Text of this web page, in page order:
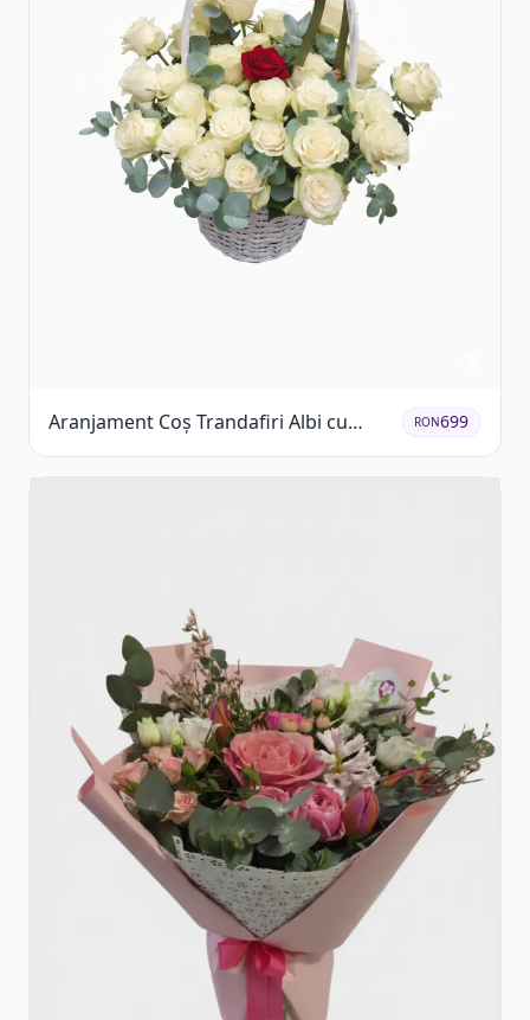
Aranjament Coș Trandafiri Albi cu
Accent Roșu
RON699